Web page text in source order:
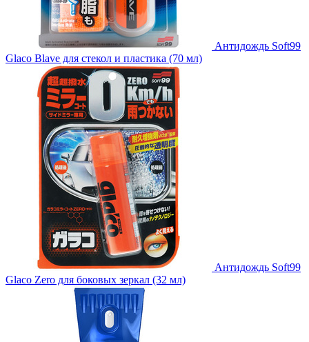
Антидождь Soft99
Glaco Blave для стекол и пластика (70 мл)
Антидождь Soft99
Glaco Zero для боковых зеркал (32 мл)